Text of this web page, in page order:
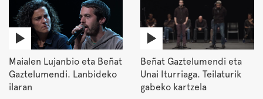
Maialen Lujanbio eta Beñat
Gaztelumendi. Lanbideko
ilaran
Beñat Gaztelumendi eta
Unai Iturriaga. Teilaturik
gabeko kartzela